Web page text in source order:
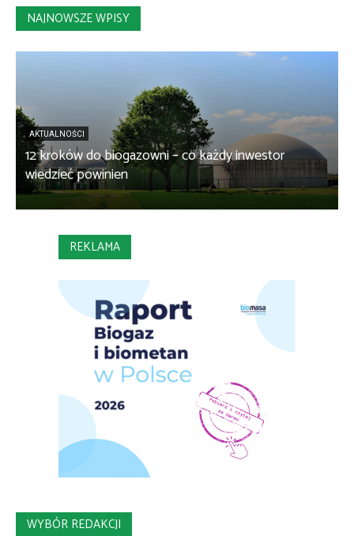
NAJNOWSZE WPISY
AKTUALNOŚCI
12 kroków do biogazowni – co każdy inwestor
wiedzieć powinien
REKLAMA
WYBÓR REDAKCJI